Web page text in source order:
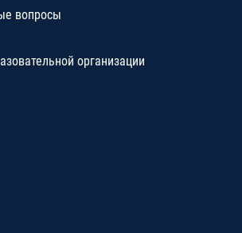
вопросы
организации